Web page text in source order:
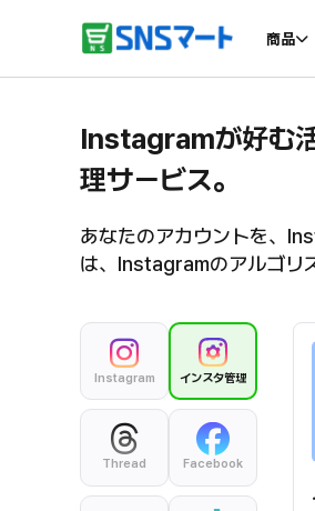
商品
Instagramが好む
理サービス。
あなたのアカウントを、
は、Instagramのアルゴリ
Instagram インスタ管理
Thread Facebook